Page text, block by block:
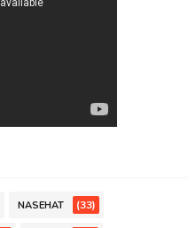
NASEHAT (33)